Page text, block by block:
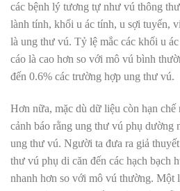
các bệnh lý tương tự như vú thông
lành tính, khối u ác tính, u sợi tuyến,
là ung thư vú. Tỷ lệ mắc các khối u
cáo là cao hơn so với mô vú bình
đến 0.6% các trường hợp ung thư vú.
Hơn nữa, mặc dù dữ liệu còn hạn
cảnh báo rằng ung thư vú phụ dường
ung thư vú. Người ta đưa ra giả
thư vú phụ di căn đến các hạch bạch
nhanh hơn so với mô vú thường. Một